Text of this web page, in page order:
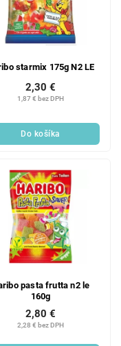
starmix 175g N2 LE
1,87 € bez DPH
2,30 €
Do košíka
pasta frutta n2 le
160g
2,28 € bez DPH
2,80 €